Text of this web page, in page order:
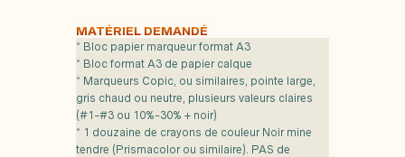
MATÉRIEL DEMANDÉ
* Bloc papier marqueur format A3
* Bloc format A3 de papier calque
* Marqueurs Copic, ou similaires, pointe large,
gris chaud ou neutre, plusieurs valeurs claires
(#1-#3 ou 10%-30% + noir)
* 1 douzaine de crayons de couleur Noir mine
tendre (Prismacolor ou similaire). PAS de